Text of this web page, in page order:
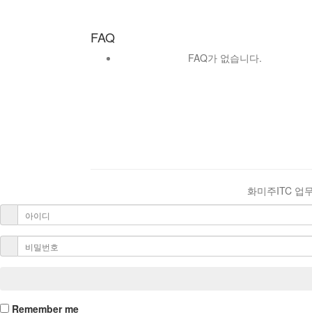
FAQ
FAQ가 없습니다.
화미주ITC 업
Remember me